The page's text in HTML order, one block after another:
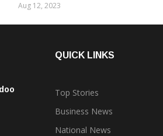
Aug 12, 2023
QUICK LINKS
Top Stories
Business News
National News